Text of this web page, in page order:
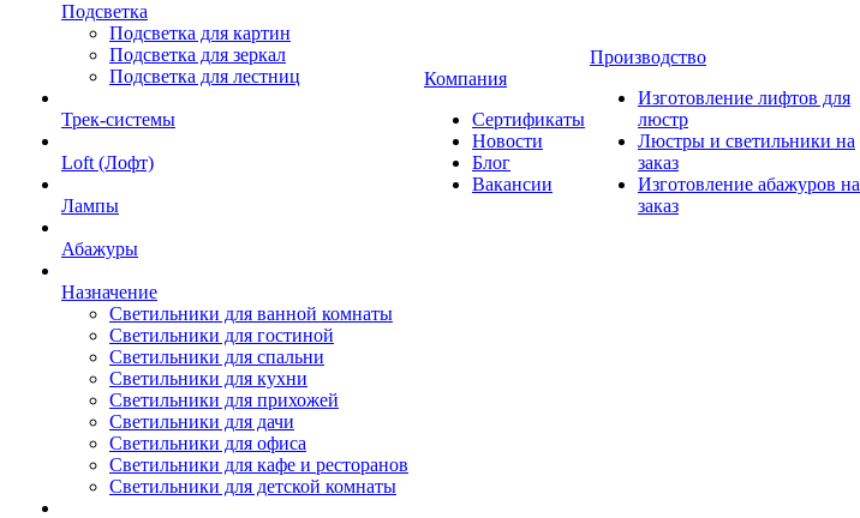
Подсветка
Подсветка для картин
Подсветка для зеркал
Подсветка для лестниц
Трек-системы
Loft (Лофт)
Лампы
Абажуры
Назначение
Светильники для ванной комнаты
Светильники для гостиной
Светильники для спальни
Светильники для кухни
Светильники для прихожей
Светильники для дачи
Светильники для офиса
Светильники для кафе и ресторанов
Светильники для детской комнаты
Компания
Сертификаты
Новости
Блог
Вакансии
Производство
Изготовление лифтов для
люстр
Люстры и светильники на
заказ
Изготовление абажуров на
заказ